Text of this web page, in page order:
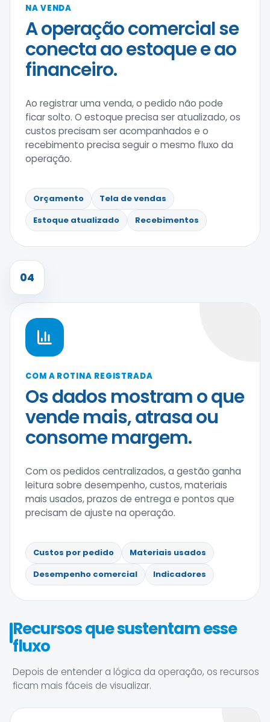
NA VENDA
A operação comercial se
conecta ao estoque e ao
financeiro.
Ao registrar uma venda, o pedido não pode
ficar solto. O estoque precisa ser atualizado, os
custos precisam ser acompanhados e o
recebimento precisa seguir o mesmo fluxo da
operação.
Orçamento
Tela de vendas
Estoque atualizado
Recebimentos
04
COM A ROTINA REGISTRADA
Os dados mostram o que
vende mais, atrasa ou
consome margem.
Com os pedidos centralizados, a gestão ganha
leitura sobre desempenho, custos, materiais
mais usados, prazos de entrega e pontos que
precisam de ajuste na operação.
Custos por pedido
Materiais usados
Desempenho comercial
Indicadores
Recursos que sustentam esse
fluxo
Depois de entender a lógica da operação, os recursos
ficam mais fáceis de visualizar.